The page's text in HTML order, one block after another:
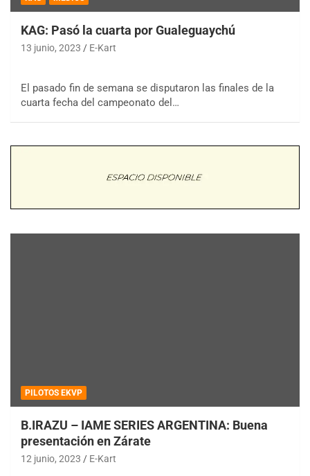
KAG: Pasó la cuarta por Gualeguaychú
13 junio, 2023 E-Kart
El pasado fin de semana se disputaron las finales de la
cuarta fecha del campeonato del…
PILOTOS EKVP
B.IRAZU – IAME SERIES ARGENTINA: Buena
presentación en Zárate
12 junio, 2023 E-Kart